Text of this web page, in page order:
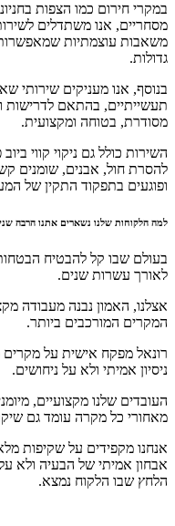
כמו הצפות בחניונים,
שמאפשרות טיפול
מעניקים שירותי שאיבות
בהתאם לדרישות ולתקנים
ומקצועית.
גם ניקוי קווי ביוב
אבנים, שומנים קשים
בתפקוד התקין של המערכת
שלנו נשארים אתנו הרבה שנים?
קל להבטיח הבטחות, קשה
שנים.
נבנה מעבודה מקצועית,
ביותר.
אישית על מקרים מורכבים
ולא על ניחושים.
שלנו מקצועיים, מיומנים
מקרה עומד גם שיקול דעת שנבנה
על שקיפות מלאה
של הבעיה ולא על הערכות
הלקוח נמצא.